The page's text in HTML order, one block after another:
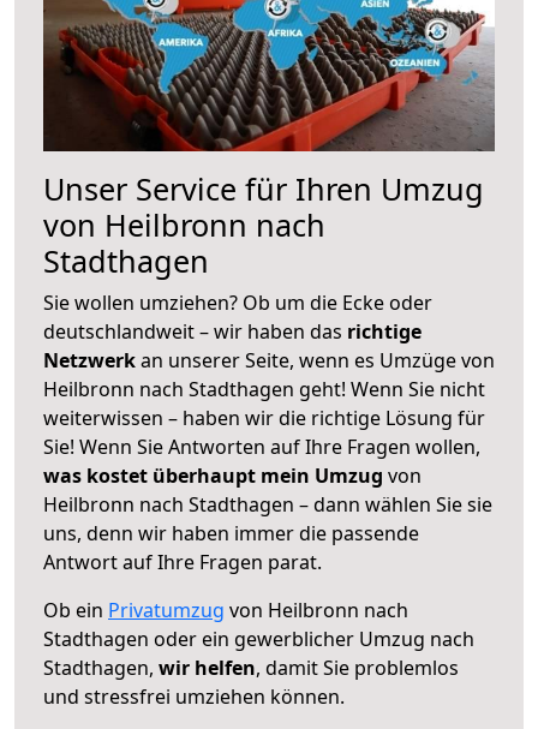
Unser Service für Ihren Umzug
von Heilbronn nach
Stadthagen
Sie wollen umziehen? Ob um die Ecke oder
deutschlandweit – wir haben das richtige
Netzwerkan unserer Seite, wenn es Umzüge von
Heilbronn nach Stadthagen geht! Wenn Sie nicht
weiterwissen – haben wir die richtige Lösung für
Sie! Wenn Sie Antworten auf Ihre Fragen wollen,
was kostet überhaupt mein Umzug von
Heilbronn nach Stadthagen – dann wählen Sie sie
uns, denn wir haben immer die passende
Antwort auf Ihre Fragen parat.
Ob ein Privatumzug von Heilbronn nach
Stadthagen oder ein gewerblicher Umzug nach
Stadthagen, wir helfen, damit Sie problemlos
und stressfrei umziehen können.